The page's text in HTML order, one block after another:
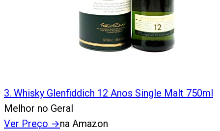
3. Whisky Glenfiddich 12 Anos Single Malt 750ml
Melhor no Geral
Ver Preço →na Amazon